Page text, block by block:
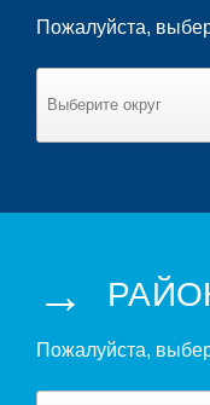
Пожалуйста,
→
Пожалуйста,